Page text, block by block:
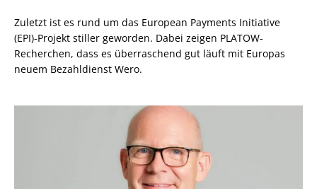
Zuletzt ist es rund um das European Payments Initiative
(EPI)-Projekt stiller geworden. Dabei zeigen PLATOW-
Recherchen, dass es überraschend gut läuft mit Europas
neuem Bezahldienst Wero.